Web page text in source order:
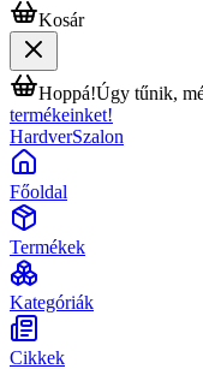
Kosár
Hoppá!Úgy tűnik,
termékeinket!
HardverSzalon
Főoldal
Termékek
Kategóriák
Cikkek